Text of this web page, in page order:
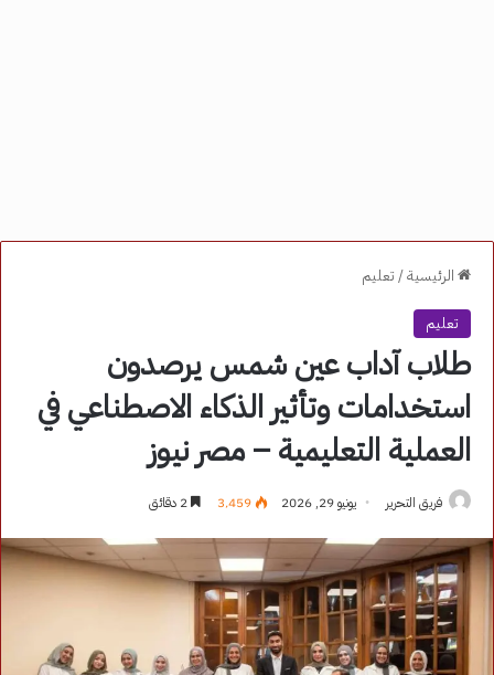
الرئيسية/ تعليم
تعليم
طلاب آداب عين شمس يرصدون
استخدامات وتأثير الذكاء الاصطناعي في
العملية التعليمية – مصر نيوز
فريق التحرير يونيو 29, 2026 3٬459